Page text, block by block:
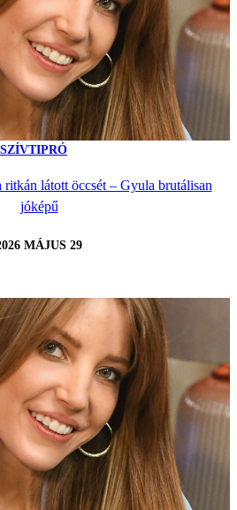
SZÍVTIPRÓ
ritkán látott öccsét – Gyula brutálisan
jóképű
MÁJUS 29